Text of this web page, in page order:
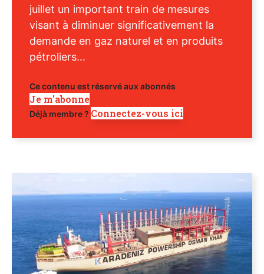
juillet un important train de mesures
visant à diminuer significativement la
demande en gaz naturel et en produits
pétroliers...
Ce contenu est réservé aux abonnés
Je m'abonne
Déjà membre ? Connectez-vous ici